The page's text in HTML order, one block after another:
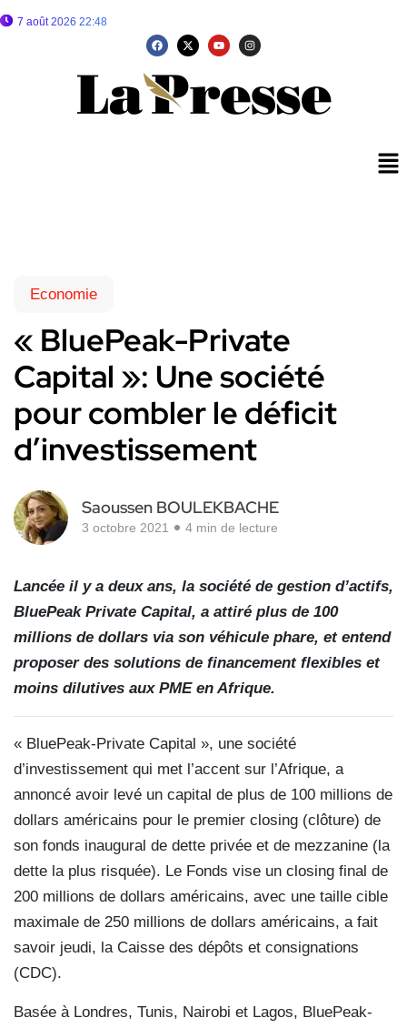
7 août 2026 22:48
Economie
« BluePeak-Private
Capital »: Une société
pour combler le déficit
d’investissement
Saoussen BOULEKBACHE
3 octobre 2021 4 min de lecture
Lancée il y a deux ans, la société de gestion d’actifs,
BluePeak Private Capital, a attiré plus de 100
millions de dollars via son véhicule phare, et entend
proposer des solutions de financement flexibles et
moins dilutives aux PME en Afrique.
« BluePeak-Private Capital », une société
d’investissement qui met l’accent sur l’Afrique, a
annoncé avoir levé un capital de plus de 100 millions de
dollars américains pour le premier closing (clôture) de
son fonds inaugural de dette privée et de mezzanine (la
dette la plus risquée). Le Fonds vise un closing final de
200 millions de dollars américains, avec une taille cible
maximale de 250 millions de dollars américains, a fait
savoir jeudi, la Caisse des dépôts et consignations
(CDC).
Basée à Londres, Tunis, Nairobi et Lagos, BluePeak-